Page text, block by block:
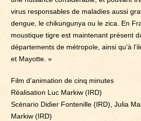
virus responsables de maladies aussi
dengue, le chikungunya ou le zica. En
moustique tigre est maintenant présent
départements de métropole, ainsi qu’à
et Mayotte. »
Film d’animation de cinq minutes
Réalisation Luc Markiw (IRD)
Scénario Didier Fontenille (IRD), Julia
Markiw (IRD)